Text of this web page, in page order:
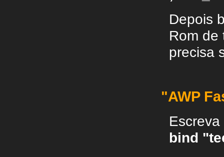
Depois
Rom de
precisa
"AWP
bind